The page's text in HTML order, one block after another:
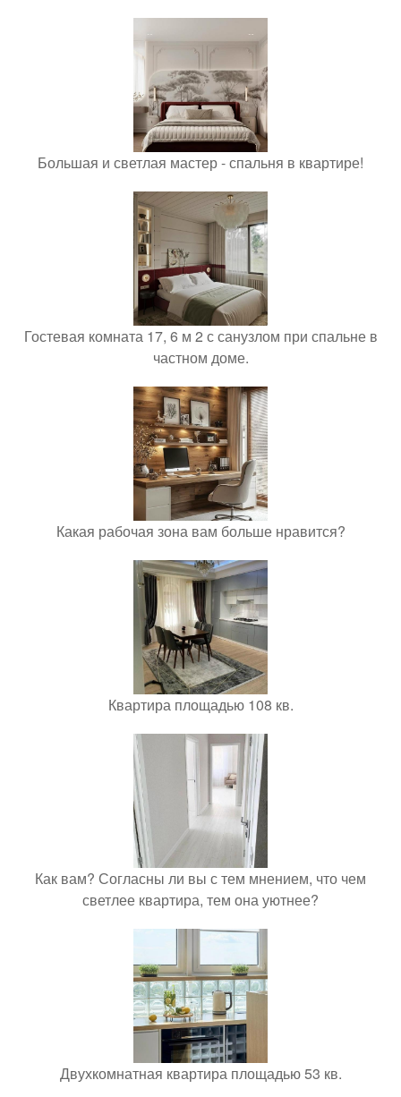
Большая и светлая мастер - спальня в квартире!
Гостевая комната 17, 6 м 2 с санузлом при спальне в
частном доме.
Какая рабочая зона вам больше нравится?
Квартира площадью 108 кв.
Как вам? Согласны ли вы с тем мнением, что чем
светлее квартира, тем она уютнее?
Двухкомнатная квартира площадью 53 кв.